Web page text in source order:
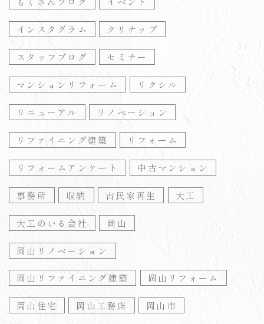
インスタグラム クリナップ
スタッフブログ セミナー
マンションリフォーム リクシル
リニューアル リノベーション
リファイニング建築 リフォーム
リフォームアンケート 中古マンション
事務所 収納 古民家再生 大工
大工のいる会社 岡山
岡山リノベーション
岡山リファイニング建築 岡山リフォーム
岡山住宅 岡山工務店 岡山市